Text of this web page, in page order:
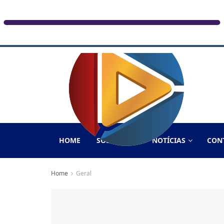
HOME SOBRE NÓS NOTÍCIAS
Home Geral